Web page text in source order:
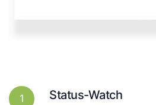
1 Status-Watch